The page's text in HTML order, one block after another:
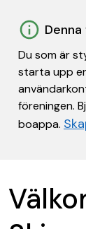
Du som är
starta upp
föreningen.
boappa.